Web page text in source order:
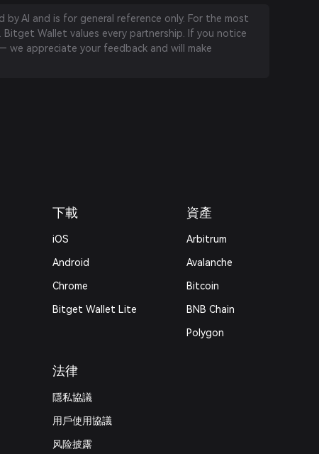
AI and is for general reference only. For the most
Wallet values every partnership. If you notice
we appreciate your feedback and will make
下載
iOS
Android
Chrome
Bitget Wallet Lite
法律
隱私協議
用戶使用協議
风险披露
資產
Arbitrum
Avalanche
Bitcoin
BNB Chain
Polygon